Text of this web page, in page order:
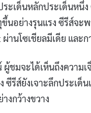
เด็นหลักประเด็นหนึ่
นอย่างรุนแรง ซีรีส์จ
านโซเชียลมีเดีย แล
ชมจะได้เห็นถึงความ
รีส์ยังเจาะลึกประเด็
งกว้างขวาง